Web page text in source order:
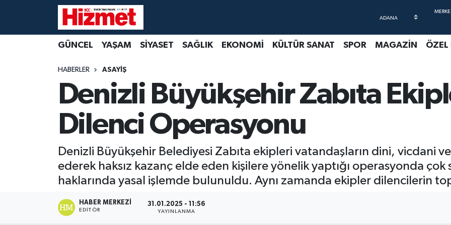
GÜNCEL YAŞAM SİYASET SAĞLIK EKONOMİ KÜLTÜR SANAT SPOR MAGAZİN ÖZEL
HABERLER ASAYİŞ
Denizli Büyükşehir Zabıta
Dilenci Operasyonu
Denizli Büyükşehir Belediyesi Zabıta ekipleri vatandaşların dini, vicdani
ederek haksız kazanç elde eden kişilere yönelik yaptığı operasyonda çok
haklarında yasal işlemde bulunuldu. Aynı zamanda ekipler dilencilerin
HABER MERKEZI
EDITÖR
31.01.2025 - 11:56
YAYINLANMA
KÜLTÜR SANAT
MAGAZİN
Denizli Nöbetçi Eczaneler
Denizli Trafik Yoğunluk Haritası
Süper Lig Puan Durumu ve Fikstür
Son Dakika Haberleri